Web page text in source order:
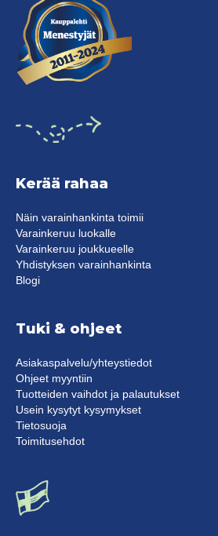
Kerää rahaa
Näin varainhankinta toimii
Varainkeruu luokalle
Varainkeruu joukkueelle
Yhdistyksen varainhankinta
Blogi
Tuki & ohjeet
Asiakaspalvelu/yhteystiedot
Ohjeet myyntiin
Tuotteiden vaihdot ja palautukset
Usein kysytyt kysymykset
Tietosuoja
Toimitusehdot